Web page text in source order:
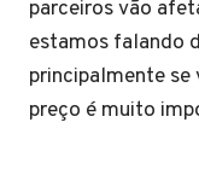
parceiros vão
estamos falando
principalmente
preço é muito